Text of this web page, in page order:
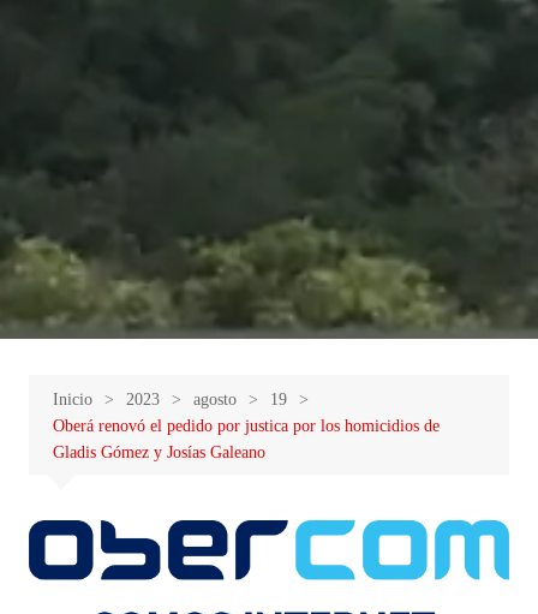
Inicio 2023 agosto
19
Oberá renovó el pedido por justica por los homicidios de
Gladis Gómez y Josías Galeano